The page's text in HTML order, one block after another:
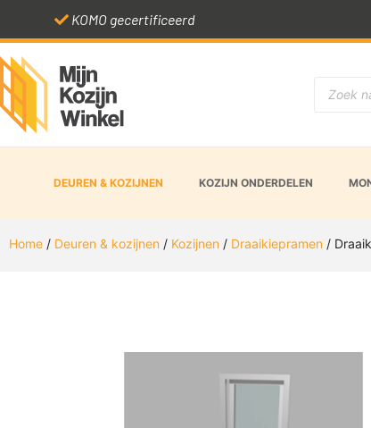
KOMO gecertificeerd
DEUREN & KOZIJNEN KOZIJN ONDERDELEN
Home / Deuren & kozijnen / Kozijnen / Draaikiepramen /